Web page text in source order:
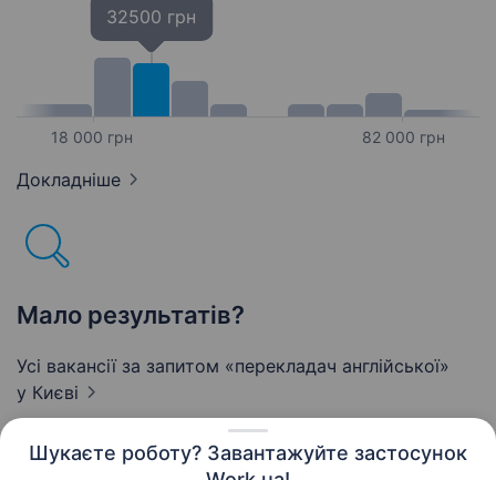
Шукаєте роботу? Завантажуйте застосунок
18 000 грн
32500 грн
82 000 грн
Докладніше
Мало результатів?
Усі вакансії за запитом «перекладач англійської»
у Києві